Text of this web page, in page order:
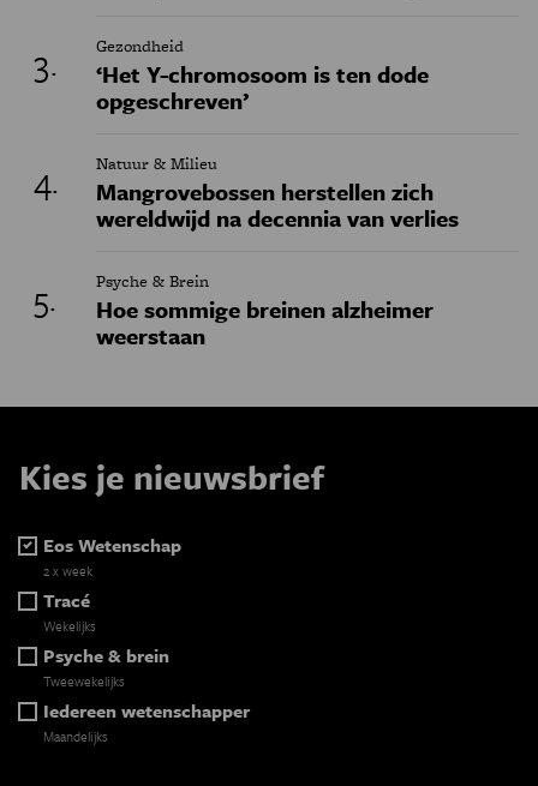
Gezondheid
‘Het Y-chromosoom is ten dode
opgeschreven’
Natuur & Milieu
Mangrovebossen herstellen zich
wereldwijd na decennia van verlies
Psyche & Brein
Hoe sommige breinen alzheimer
weerstaan
Kies je nieuwsbrief
Eos Wetenschap
2 x week
Tracé
Wekelijks
Psyche & brein
Tweewekelijks
Iedereen wetenschapper
Maandelijks